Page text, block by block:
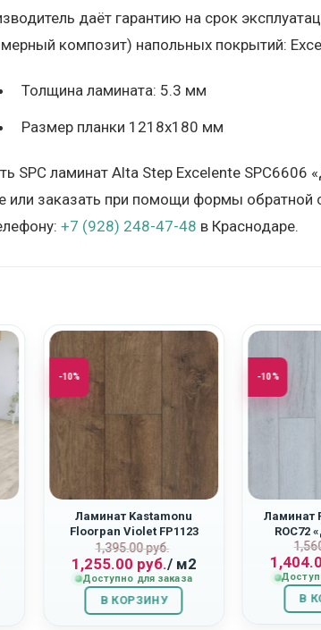
даёт гарантию на срок
композит) напольных покрытий:
Толщина ламината: 5.3 мм
Размер планки 1218х180 мм
SPC ламинат Alta Step Excelente
или заказать при помощи формы обратной
+7 (928) 248-47-48 в Краснодаре.
-10%
Ламинат Kastamonu
Floorpan Violet FP1123
“Дуб Вояджер”
1,395.00руб.
Первоначальная
цена
составляла
1,395.00
руб..
1,255.00 руб.
Текущая
цена:
1,255.00
руб..
/ м2
Доступно для заказа
В КОРЗИНУ
-10%
Ламинат
ROC72
В